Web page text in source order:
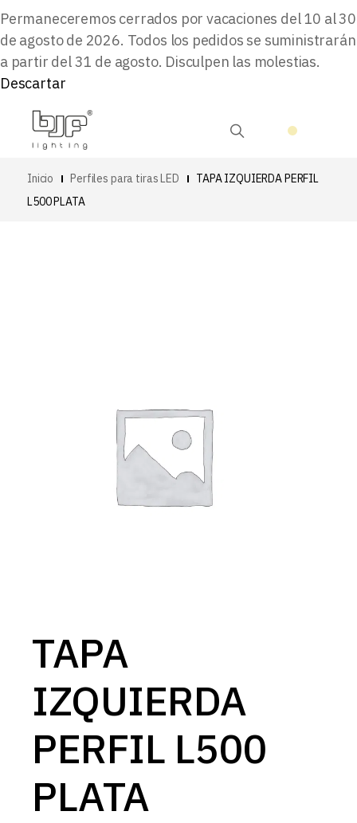
Permaneceremos cerrados por vacaciones del 10 al 30
de agosto de 2026. Todos los pedidos se suministrarán
a partir del 31 de agosto. Disculpen las molestias.
Descartar
Inicio Perfiles para tiras LED
TAPA IZQUIERDA PERFIL
L500 PLATA
TAPA
IZQUIERDA
PERFIL L500
PLATA